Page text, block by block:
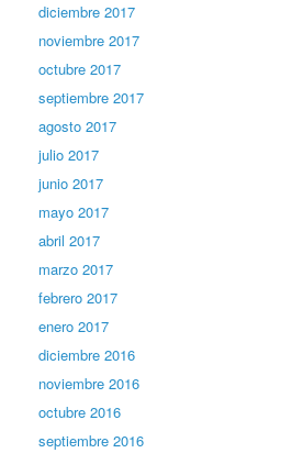
diciembre 2017
noviembre 2017
octubre 2017
septiembre 2017
agosto 2017
julio 2017
junio 2017
mayo 2017
abril 2017
marzo 2017
febrero 2017
enero 2017
diciembre 2016
noviembre 2016
octubre 2016
septiembre 2016